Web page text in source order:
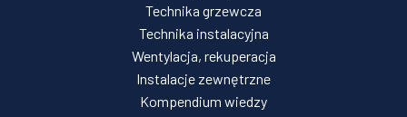
Technika grzewcza
Technika instalacyjna
Wentylacja, rekuperacja
Instalacje zewnętrzne
Kompendium wiedzy